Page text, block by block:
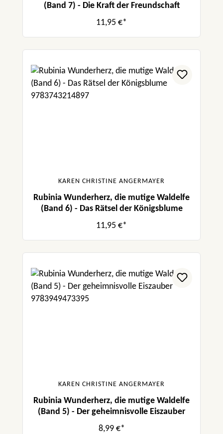
(Band 7) - Die Kraft der Freundschaft
11,95 €*
KAREN CHRISTINE ANGERMAYER
Rubinia Wunderherz, die mutige Waldelfe
(Band 6) - Das Rätsel der Königsblume
11,95 €*
KAREN CHRISTINE ANGERMAYER
Rubinia Wunderherz, die mutige Waldelfe
(Band 5) - Der geheimnisvolle Eiszauber
8,99 €*